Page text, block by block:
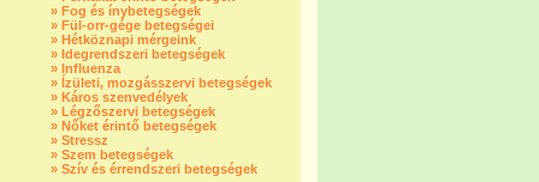
» Fog és ínybetegségek
» Fül-orr-gége betegségei
» Hétköznapi mérgeink
» Idegrendszeri betegségek
» Influenza
» Ízületi, mozgásszervi betegségek
» Káros szenvedélyek
» Légzőszervi betegségek
» Nőket érintő betegségek
» Stressz
» Szem betegségek
» Szív és érrendszeri betegségek